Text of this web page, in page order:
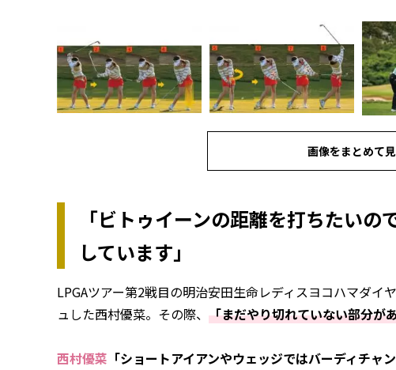
画像をまとめて
「ビトゥイーンの距離を打ちたい
しています」
LPGAツアー第2戦目の明治安田生命レディスヨコハマダイ
ュした西村優菜。その際、 「まだやり切れていない部分が
西村優菜 「ショートアイアンやウェッジではバーディチ